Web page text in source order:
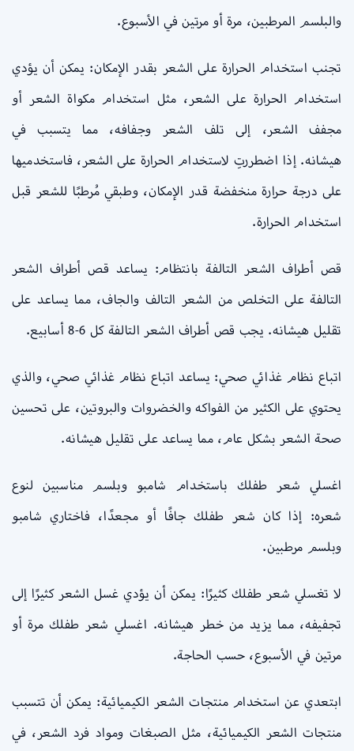
والبلسم المرطبين، مرة أو مرتين في الأسبوع.
تجنب استخدام الحرارة على الشعر بقدر الإمكان: يمكن أن يؤدي
استخدام الحرارة على الشعر، مثل استخدام مكواة الشعر أو
مجفف الشعر، إلى تلف الشعر وجفافه، مما يتسبب في
هيشانه. إذا اضطررتِ لاستخدام الحرارة على الشعر، فاستخدميها
على درجة حرارة منخفضة قدر الإمكان، وطبقي مُرطبًا للشعر قبل
استخدام الحرارة.
قص أطراف الشعر التالفة بانتظام: يساعد قص أطراف الشعر
التالفة على التخلص من الشعر التالف والجاف، مما يساعد على
تقليل هيشانه. يجب قص أطراف الشعر التالفة كل 6-8 أسابيع.
اتباع نظام غذائي صحي: يساعد اتباع نظام غذائي صحي، والذي
يحتوي على الكثير من الفواكه والخضروات والبروتين، على تحسين
صحة الشعر بشكل عام، مما يساعد على تقليل هيشانه.
اغسلي شعر طفلك باستخدام شامبو وبلسم مناسبين لنوع
شعره: إذا كان شعر طفلك جافًا أو مجعدًا، فاختاري شامبو
وبلسم مرطبين.
لا تغسلي شعر طفلك كثيرًا: يمكن أن يؤدي غسل الشعر كثيرًا إلى
تجفيفه، مما يزيد من خطر هيشانه. اغسلي شعر طفلك مرة أو
مرتين في الأسبوع، حسب الحاجة.
ابتعدي عن استخدام منتجات الشعر الكيميائية: يمكن أن تتسبب
منتجات الشعر الكيميائية، مثل الصبغات ومواد فرد الشعر، في